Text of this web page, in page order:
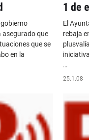
gobierno
asegurado que
que se
en la
1 de
El
rebaja
…
25.1.08